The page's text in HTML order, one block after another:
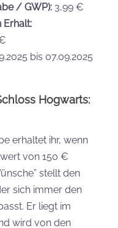
/ GWP): 3,99 €
Erhalt:
bis 07.09.2025
Hogwarts:
erhaltet ihr, wenn
von 150 €
stellt den
sich immer den
Er liegt im
wird von den